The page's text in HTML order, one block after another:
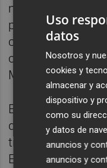
mayor
primeros metros
concentran los
característicos
Menor.
El contrato tiene
que el
trabajos
Entre las
Uso
datos
Nosotros y
cookies y
almacenar y
dispositivo y
como su
y datos de
anuncios y
anuncios y